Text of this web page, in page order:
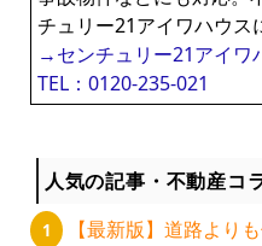
チュリー21アイワハウス
→センチュリー21アイワ
TEL：0120-235-021
人気の記事・不動産コ
【最新版】道路より